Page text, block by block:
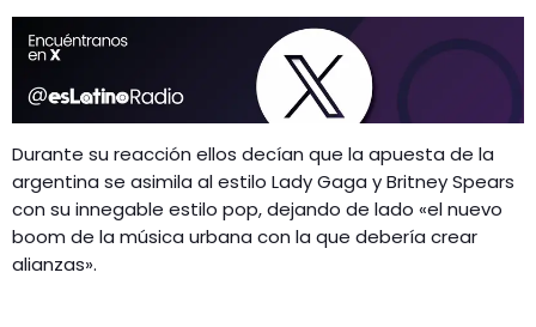
Durante su reacción ellos decían que la apuesta de la
argentina se asimila al estilo Lady Gaga y Britney Spears
con su innegable estilo pop, dejando de lado «el nuevo
boom de la música urbana con la que debería crear
alianzas».